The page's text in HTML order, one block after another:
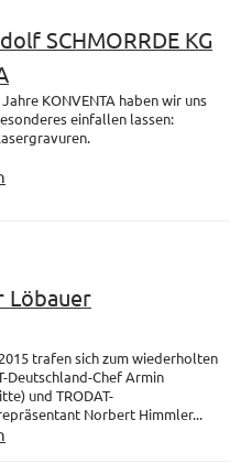
SCHMORRDE KG
KONVENTA haben wir uns
einfallen lassen:
Löbauer
trafen sich zum wiederholten
Deutschland-Chef Armin
und TRODAT-
Norbert Himmler...